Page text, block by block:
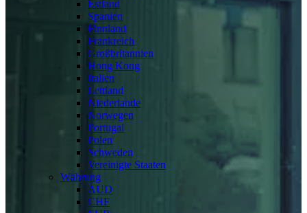
Estland
Spanien
Finnland
Frankreich
Großbritannien
Hong Kong
Italien
Lettland
Niederlande
Norwegen
Portugal
Polen
Schweden
Vereinigte Staaten
Währung
AUD
CHF